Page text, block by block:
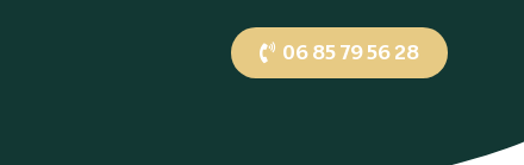
06 85 79 56 28